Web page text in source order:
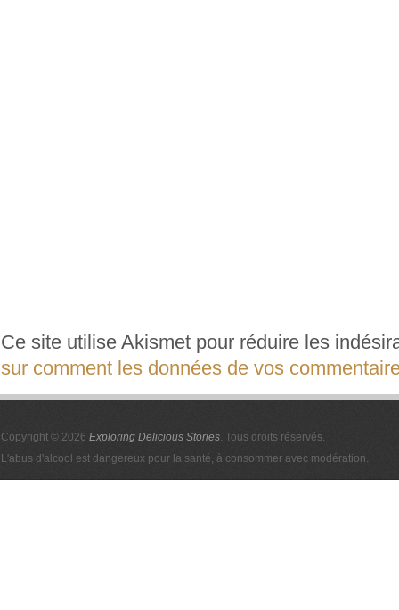
Ce site utilise Akismet pour réduire les
sur comment les données de vos
Copyright © 2026 Exploring Delicious Stories . Tous droits réservés.
L'abus d'alcool est dangereux pour la santé, à consommer avec modération.